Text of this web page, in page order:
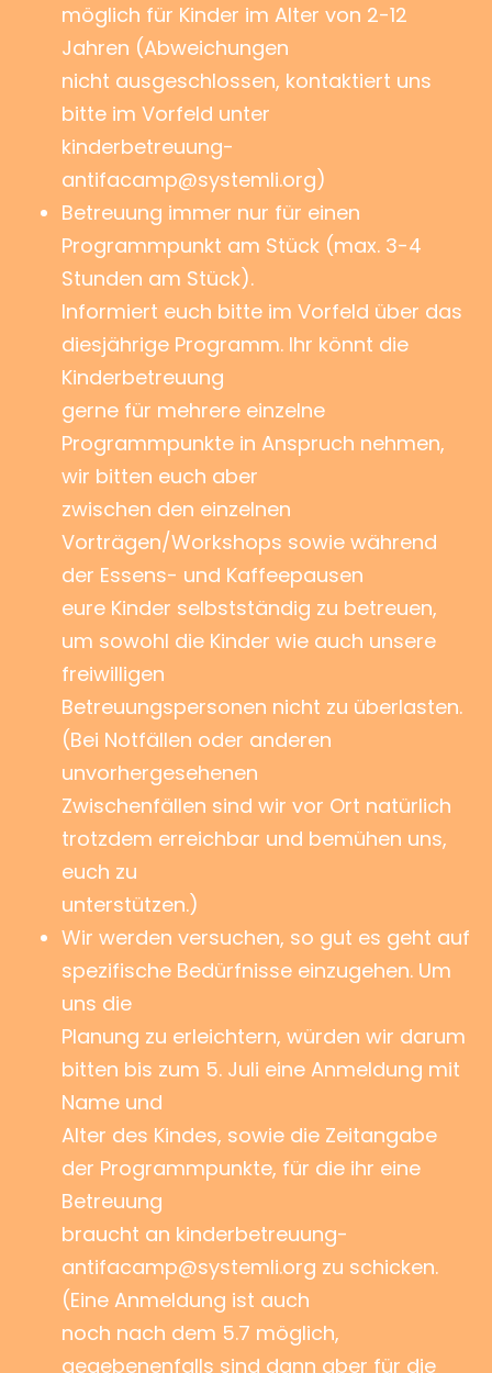
möglich für Kinder im Alter von 2-12
Jahren (Abweichungen
nicht ausgeschlossen, kontaktiert uns
bitte im Vorfeld unter
kinderbetreuung-
antifacamp@systemli.org)
Betreuung immer nur für einen
Programmpunkt am Stück (max. 3-4
Stunden am Stück).
Informiert euch bitte im Vorfeld über das
diesjährige Programm. Ihr könnt die
Kinderbetreuung
gerne für mehrere einzelne
Programmpunkte in Anspruch nehmen,
wir bitten euch aber
zwischen den einzelnen
Vorträgen/Workshops sowie während
der Essens- und Kaffeepausen
eure Kinder selbstständig zu betreuen,
um sowohl die Kinder wie auch unsere
freiwilligen
Betreuungspersonen nicht zu überlasten.
(Bei Notfällen oder anderen
unvorhergesehenen
Zwischenfällen sind wir vor Ort natürlich
trotzdem erreichbar und bemühen uns,
euch zu
unterstützen.)
Wir werden versuchen, so gut es geht auf
spezifische Bedürfnisse einzugehen. Um
uns die
Planung zu erleichtern, würden wir darum
bitten bis zum 5. Juli eine Anmeldung mit
Name und
Alter des Kindes, sowie die Zeitangabe
der Programmpunkte, für die ihr eine
Betreuung
braucht an kinderbetreuung-
antifacamp@systemli.org zu schicken.
(Eine Anmeldung ist auch
noch nach dem 5.7 möglich,
gegebenenfalls sind dann aber für die